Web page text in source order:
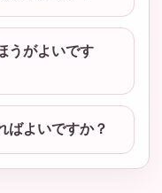
うがよいです
ばよいですか？